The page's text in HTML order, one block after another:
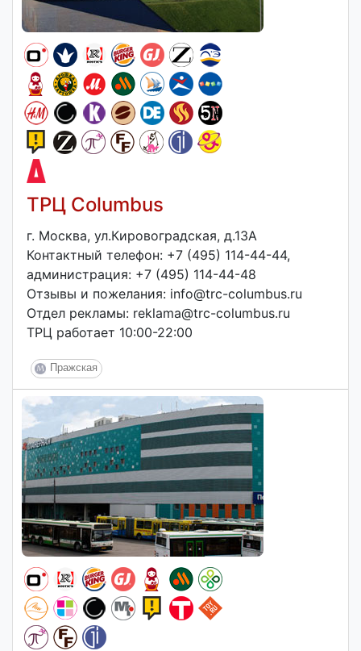
ТРЦ Columbus
г. Москва, ул.Кировоградская, д.13А
Контактный телефон: +7 (495) 114-44-44,
администрация: +7 (495) 114-44-48
Отзывы и пожелания: info@trc-columbus.ru
Отдел рекламы: reklama@trc-columbus.ru
ТРЦ работает 10:00-22:00
Пражская